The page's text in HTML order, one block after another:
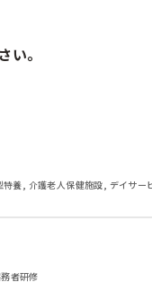
い。
らい訪問してますか？
養, 介護老人保健施設, デイサ
者研修